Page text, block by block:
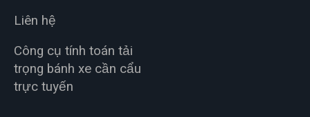
Liên hệ
Công cụ tính toán tải
trọng bánh xe cần cẩu
trực tuyến